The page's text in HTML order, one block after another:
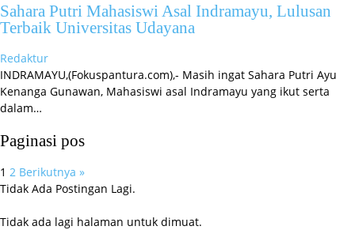
Sahara Putri Mahasiswi Asal Indramayu, Lulusan
Terbaik Universitas Udayana
Redaktur
INDRAMAYU,(Fokuspantura.com),- Masih ingat Sahara Putri Ayu
Kenanga Gunawan, Mahasiswi asal Indramayu yang ikut serta
dalam…
Paginasi pos
1 2 Berikutnya »
Tidak Ada Postingan Lagi.
Tidak ada lagi halaman untuk dimuat.